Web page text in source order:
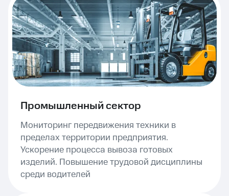
Промышленный сектор
Мониторинг передвижения техники в
пределах территории предприятия.
Ускорение процесса вывоза готовых
изделий. Повышение трудовой дисциплины
среди водителей